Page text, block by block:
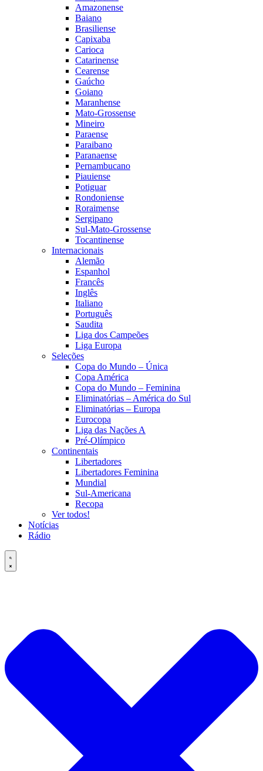
Amazonense
Baiano
Brasiliense
Capixaba
Carioca
Catarinense
Cearense
Gaúcho
Goiano
Maranhense
Mato-Grossense
Mineiro
Paraense
Paraibano
Paranaense
Pernambucano
Piauiense
Potiguar
Rondoniense
Roraimense
Sergipano
Sul-Mato-Grossense
Tocantinense
Internacionais
Alemão
Espanhol
Francês
Inglês
Italiano
Português
Saudita
Liga dos Campeões
Liga Europa
Seleções
Copa do Mundo – Única
Copa América
Copa do Mundo – Feminina
Eliminatórias – América do Sul
Eliminatórias – Europa
Eurocopa
Liga das Nações A
Pré-Olímpico
Continentais
Libertadores
Libertadores Feminina
Mundial
Sul-Americana
Recopa
Ver todos!
Notícias
Rádio